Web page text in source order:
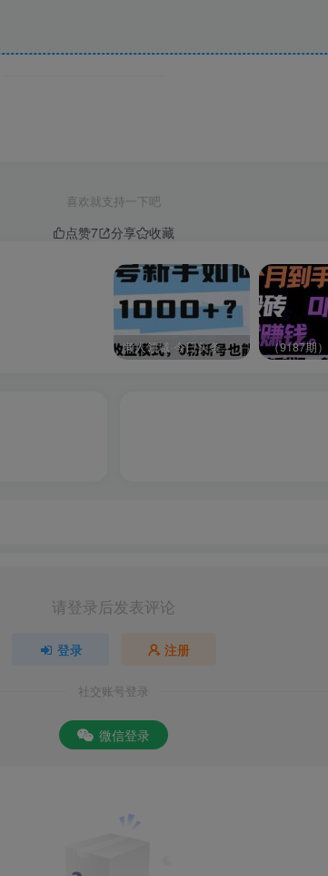
喜欢就支持一下吧
点赞7 分享 收藏
懒人领域·今日头条项目玩法，头条中视频项目，单号收益在50—500可批量￼
请登录后发表评论
登录 注册
社交账号登录
微信登录